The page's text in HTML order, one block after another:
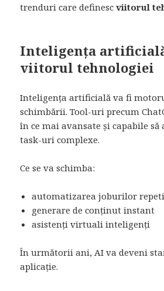
trenduri care definescviitorul
Inteligența
viitorul tehnologiei
Inteligența artificială va fi
schimbării. Tool-uri precum
în ce mai avansate și capabile să
task-uri complexe.
Ce se va schimba:
automatizarea joburilor
generare de conținut instant
asistenți virtuali inteligenți
În următorii ani, AI va deveni
aplicație.